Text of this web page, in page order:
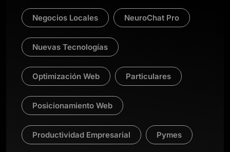
Negocios Locales NeuroChat Pro
Nuevas Tecnologías
Optimización Web Particulares
Posicionamiento Web
Productividad Empresarial Pymes